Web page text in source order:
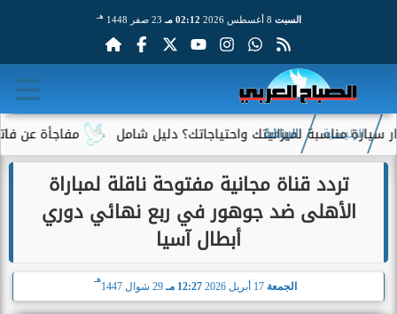
السبت 02:12 مـ 23 صفر 1448 هـ
مفاجأة عن فاتورة لميزانيتك واحتياجاتك؟ دليل شامل
الرئيسية الرياضة
تردد قناة مجانية مفتوحة ناقلة لمباراة
الأهلى ضد جوهور في ربع نهائي دوري
أبطال آسيا
الجمعة 17 أبريل 2026 12:27 مـ 29 شوال 1447
هـ